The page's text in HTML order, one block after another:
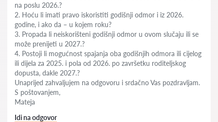
na poslu 2026.?
2. Hoću li imati pravo iskoristiti godišnji odmor i iz 2026.
godine, i ako da – u kojem roku?
3. Propada li neiskorišteni godišnji odmor u ovom slučaju ili se
može prenijeti u 2027.?
4. Postoji li mogućnost spajanja oba godišnjih odmora ili cijelog
ili dijela za 2025. i pola od 2026. po završetku roditeljskog
dopusta, dakle 2027.?
Unaprijed zahvaljujem na odgovoru i srdačno Vas pozdravljam.
S poštovanjem,
Mateja
Idi na odgovor